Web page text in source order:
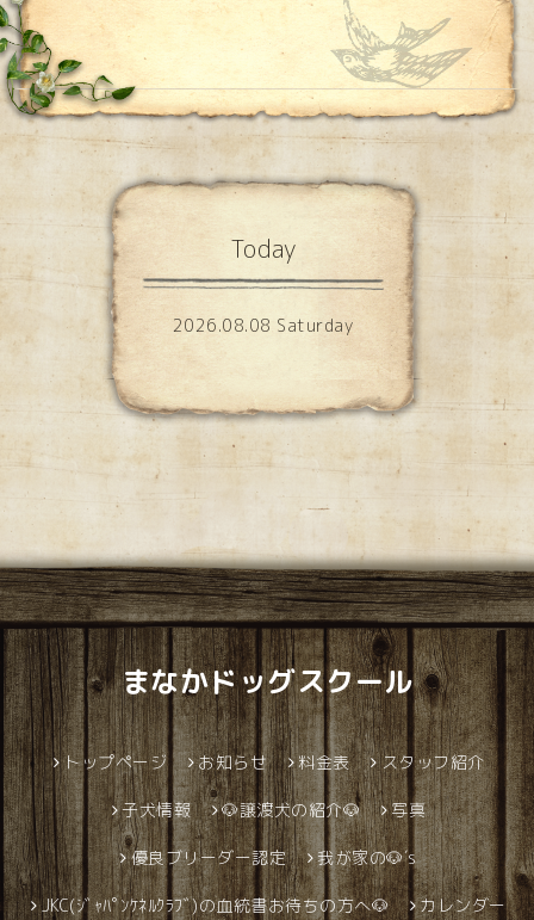
Today
2026.08.08 Saturday
まなかドッグスクール
トップページ お知らせ 料金表 スタッフ紹介
子犬情報 🐶譲渡犬の紹介🐶 写真
優良ブリーダー認定 我が家の🐶´s
JKC(ｼﾞｬﾊﾟﾝｹﾈﾙｸﾗﾌﾞ)の血統書お待ちの方へ🐶 カレンダー